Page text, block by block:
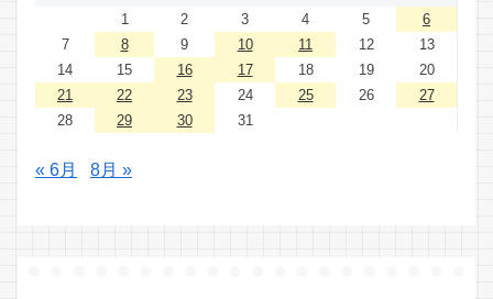
1
2 3 4 5
6
7
8 9 10 11 12
13
14
15 16 17 18 19
20
21
22 23 24 25 26
27
28
29 30 31
« 6月 8月 »